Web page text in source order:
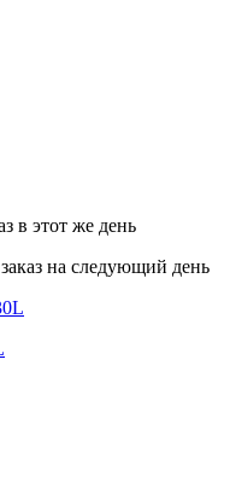
в этот же день
на следующий день